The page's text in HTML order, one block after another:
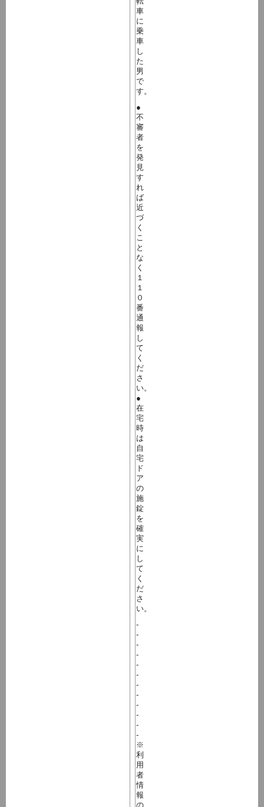
車
に
乗
車
し
た
男
で
す。
●
不
審
者
を
発
見
す
れ
ば
近
づ
く
こ
と
な
く
１
１
０
番
通
報
し
て
く
だ
さ
い。
●
在
宅
時
は
自
宅
ド
ア
の
施
錠
を
確
実
に
し
て
く
だ
さ
い。
-
-
-
-
-
-
-
-
-
-
-
-
※
利
用
者
情
報
の